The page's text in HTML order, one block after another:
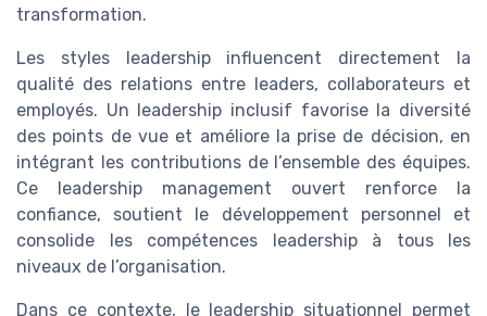
transformation.
Les styles leadership influencent directement la
qualité des relations entre leaders, collaborateurs et
employés. Un leadership inclusif favorise la diversité
des points de vue et améliore la prise de décision, en
intégrant les contributions de l’ensemble des équipes.
Ce leadership management ouvert renforce la
confiance, soutient le développement personnel et
consolide les compétences leadership à tous les
niveaux de l’organisation.
Dans ce contexte, le leadership situationnel permet